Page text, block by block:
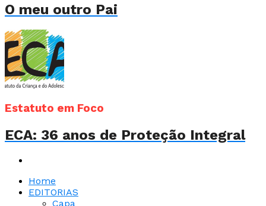
O meu outro Pai
Estatuto em Foco
ECA: 36 anos de Proteção Integral
Home
EDITORIAS
Capa